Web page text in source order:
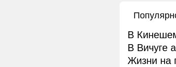
В
В Вичуге
Жизни на